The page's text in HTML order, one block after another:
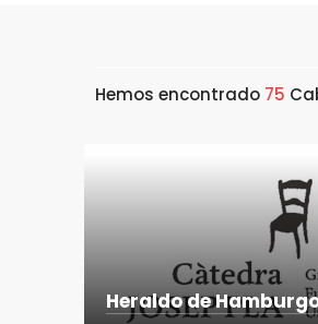
Hemos encontrado 75
Heraldo de